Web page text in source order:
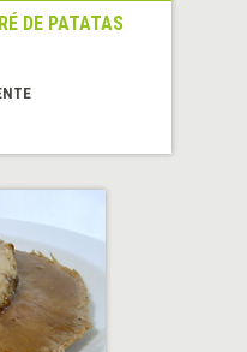
DE PATATAS